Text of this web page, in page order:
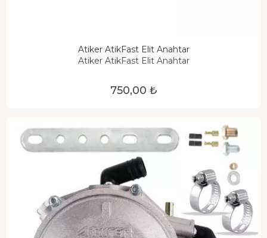
Atiker AtikFast Elit Anahtar
Atiker AtikFast Elit Anahtar
750,00 ₺